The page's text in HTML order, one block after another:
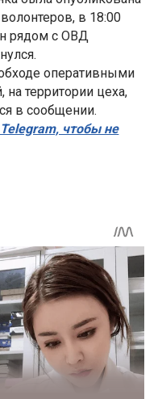
в 18:00
рядом с ОВД
оперативными
территории цеха,
в сообщении.
чтобы не